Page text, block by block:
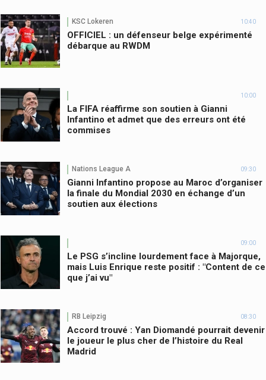
KSC Lokeren 10:40
OFFICIEL : un défenseur belge expérimenté
débarque au RWDM
10:00
La FIFA réaffirme son soutien à Gianni
Infantino et admet que des erreurs ont été
commises
Nations League A 09:30
Gianni Infantino propose au Maroc d’organiser
la finale du Mondial 2030 en échange d’un
soutien aux élections
09:00
Le PSG s’incline lourdement face à Majorque,
mais Luis Enrique reste positif : "Content de ce
que j’ai vu"
RB Leipzig 08:30
Accord trouvé : Yan Diomandé pourrait devenir
le joueur le plus cher de l’histoire du Real
Madrid